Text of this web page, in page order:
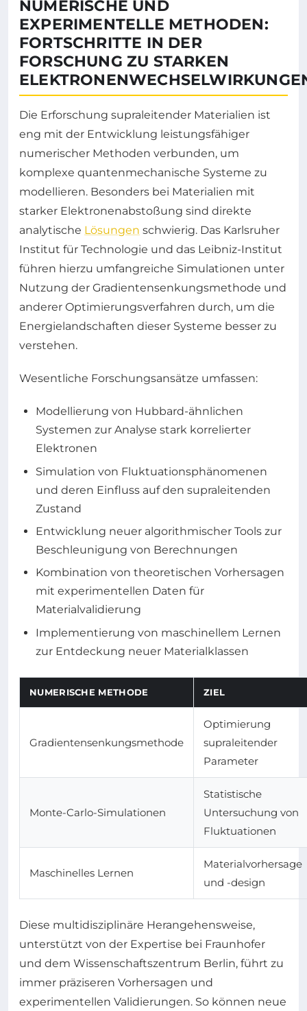
NUMERISCHE UND
EXPERIMENTELLE METHODEN:
FORTSCHRITTE IN DER
FORSCHUNG ZU STARKEN
Die Erforschung supraleitender Materialien ist
eng mit der Entwicklung leistungsfähiger
numerischer Methoden verbunden, um
komplexe quantenmechanische Systeme zu
modellieren. Besonders bei Materialien mit
starker Elektronenabstoßung sind direkte
analytische Lösungen schwierig. Das Karlsruher
Institut für Technologie und das Leibniz-Institut
führen hierzu umfangreiche Simulationen unter
Nutzung der Gradientensenkungsmethode und
anderer Optimierungsverfahren durch, um die
Energielandschaften dieser Systeme besser zu
verstehen.
Wesentliche Forschungsansätze umfassen:
Modellierung von Hubbard-ähnlichen
Systemen zur Analyse stark korrelierter
Elektronen
Simulation von Fluktuationsphänomenen
und deren Einfluss auf den supraleitenden
Zustand
Entwicklung neuer algorithmischer Tools zur
Beschleunigung von Berechnungen
Kombination von theoretischen Vorhersagen
mit experimentellen Daten für
Materialvalidierung
Implementierung von maschinellem Lernen
zur Entdeckung neuer Materialklassen
NUMERISCHE METHODE ZIEL
Gradientensenkungsmethode
Optimierung
supraleitender
Parameter
Monte-Carlo-Simulationen
Statistische
Untersuchung von
Fluktuationen
Maschinelles Lernen
Materialvorhersage
und -design
Diese multidisziplinäre Herangehensweise,
unterstützt von der Expertise bei Fraunhofer
und dem Wissenschaftszentrum Berlin, führt zu
immer präziseren Vorhersagen und
experimentellen Validierungen. So können neue